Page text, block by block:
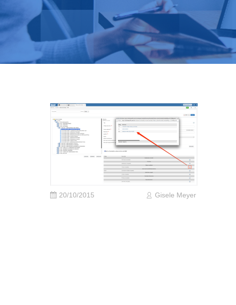
20/10/2015 Gisele Meyer